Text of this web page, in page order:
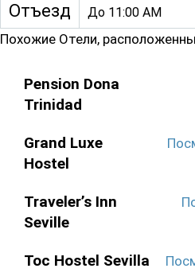
Отъезд До 11:00 AM
Похожие Отели,
Pension Dona
Trinidad
Grand Luxe
Hostel
Traveler’s Inn
Seville
Toc Hostel Sevilla